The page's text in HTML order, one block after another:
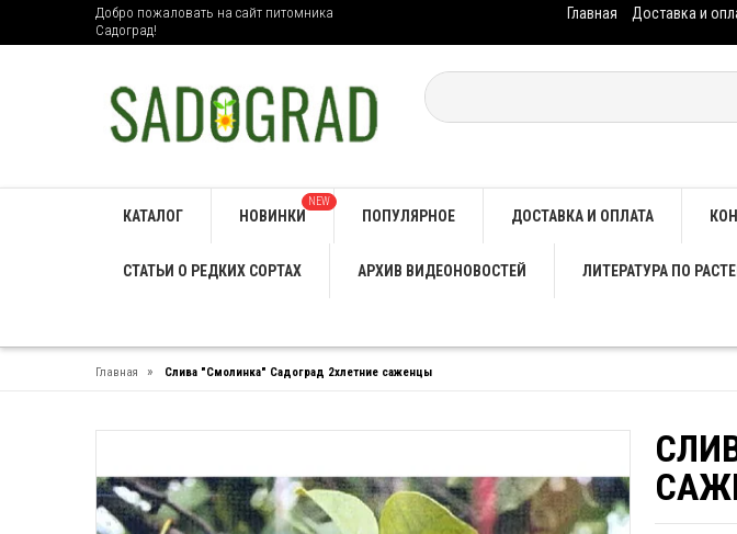
Добро пожаловать на сайт питомника
Садоград!
Главная Доставка и
КАТАЛОГ НОВИНКИ
NEW
ПОПУЛЯРНОЕ ДОСТАВКА И ОПЛАТА
СТАТЬИ О РЕДКИХ СОРТАХ АРХИВ ВИДЕОНОВОСТЕЙ ЛИТЕРАТУРА ПО
Главная » Слива "Смолинка" Садоград 2хлетние саженцы